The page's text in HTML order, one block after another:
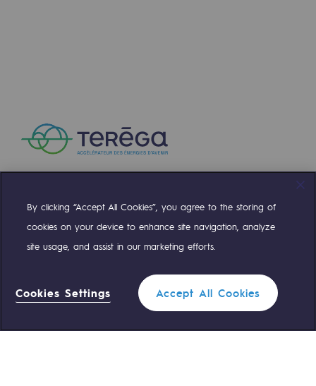
Gouvernance du fonds de dotation et
Soumettre un projet
Nos activités
Transport de gaz
Transport de gaz
Compte TwitterCompte Facebook
Compte LinkedinCompte Youtube
Standard Teréga 0 559 133 400
By clicking “Accept All Cookies”, you agree to the storing of
cookies on your device to enhance site navigation, analyze
site usage, and assist in our marketing efforts.
Cookies Settings Accept All Cookies